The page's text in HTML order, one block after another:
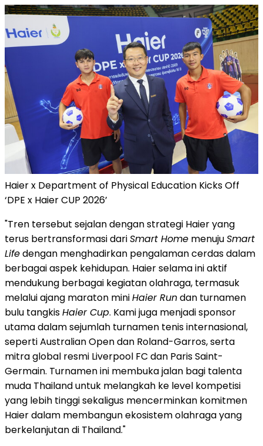
Haier x Department of Physical Education Kicks Off
‘DPE x Haier CUP 2026’
"Tren tersebut sejalan dengan strategi Haier yang
terus bertransformasi dariSmart Home menujuSmart
Lifedengan menghadirkan pengalaman cerdas dalam
berbagai aspek kehidupan. Haier selama ini aktif
mendukung berbagai kegiatan olahraga, termasuk
melalui ajang maraton miniHaier Rundan turnamen
bulu tangkisHaier Cup. Kami juga menjadi sponsor
utama dalam sejumlah turnamen tenis internasional,
seperti Australian Open dan Roland-Garros, serta
mitra global resmi Liverpool FC dan Paris Saint-
Germain. Turnamen ini membuka jalan bagi talenta
muda Thailand untuk melangkah ke level kompetisi
yang lebih tinggi sekaligus mencerminkan komitmen
Haier dalam membangun ekosistem olahraga yang
berkelanjutan di Thailand."